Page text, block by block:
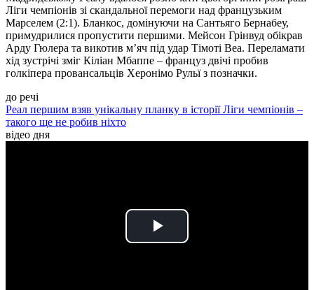
Ліги чемпіонів зі скандальної перемоги над французьким
Марселем (2:1). Бланкос, домінуючи на Сантьяго Бернабеу,
примудрилися пропустити першими. Мейсон Грінвуд обікрав
Арду Гюлера та викотив м’яч під удар Тімоті Веа. Переламати
хід зустрічі зміг Кіліан Мбаппе – француз двічі пробив
голкіпера провансальців Херонімо Рульї з позначки.
до речі
Реал першим взяв унікальну планку в історії Ліги чемпіонів –
такого ще не робив ніхто
відео дня
Play